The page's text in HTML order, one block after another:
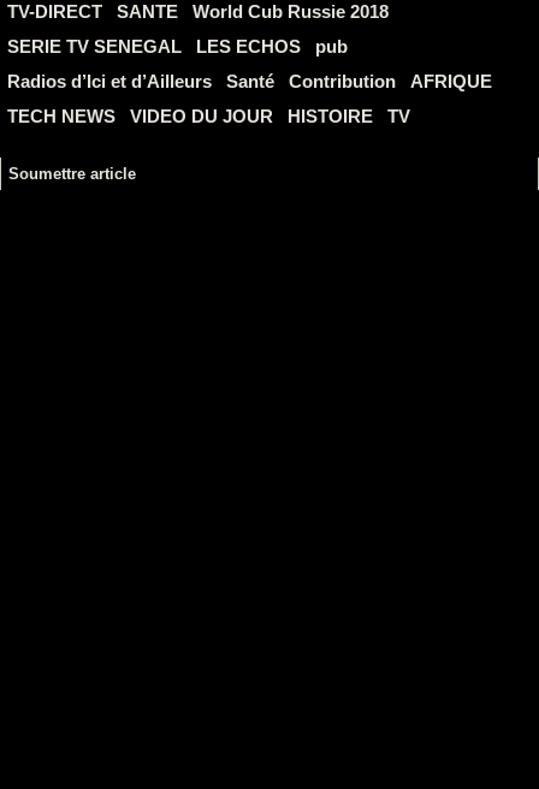
TV-DIRECT
SANTE
World Cub Russie 2018
SERIE TV SENEGAL
LES ECHOS
pub
Radios d’Ici et d’Ailleurs
Santé Contribution
AFRIQUE
TECH NEWS
VIDEO DU JOUR HISTOIRE TV
Soumettre article